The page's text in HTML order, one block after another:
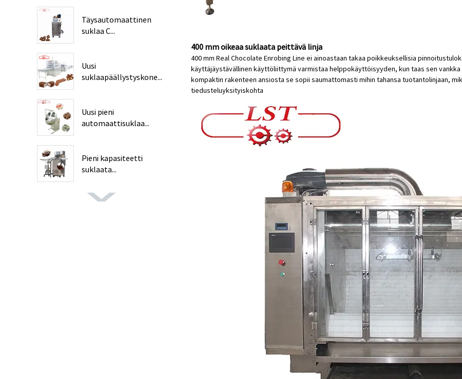
Täysautomaattinen
suklaa C...
Uusi
suklaapäällystyskone...
Uusi pieni
automaattisuklaa...
Pieni kapasiteetti
suklaata...
400 mm oikeaa suklaata peittävä linja
400 mm Real Chocolate Enrobing Line ei ainoastaan ​​takaa poikkeuksellisia
käyttäjäystävällinen käyttöliittymä varmistaa helppokäyttöisyyden, kun taas sen
kompaktin rakenteen ansiosta se sopii saumattomasti mihin tahansa tuotantolinjaan,
tiedusteluyksityiskohta